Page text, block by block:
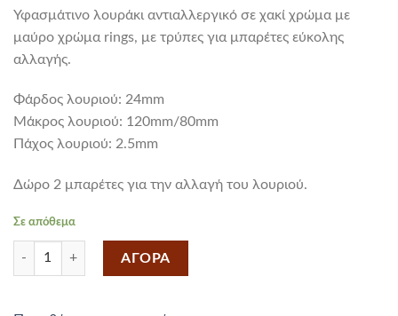
Υφασμάτινο λουράκι αντιαλλεργικό σε χακί χρώμα με
μαύρο χρώμα rings, με τρύπες για μπαρέτες εύκολης
αλλαγής.
Φάρδος λουριού: 24mm
Mάκρος λουριού: 120mm/80mm
Πάχος λουριού: 2.5mm
Δώρο 2 μπαρέτες για την αλλαγή του λουριού.
Σε απόθεμα
Υφασμάτινο Λουράκι Χακί 24mm ποσότητα
ΑΓΟΡΑ